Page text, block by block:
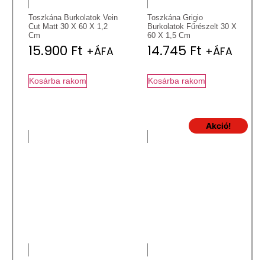
Toszkána Burkolatok Vein
Cut Matt 30 X 60 X 1,2
Cm
15.900 Ft +ÁFA
Kosárba rakom
Toszkána Grigio
Burkolatok Fűrészelt 30 X
60 X 1,5 Cm
14.745 Ft +ÁFA
Kosárba rakom
Akció!